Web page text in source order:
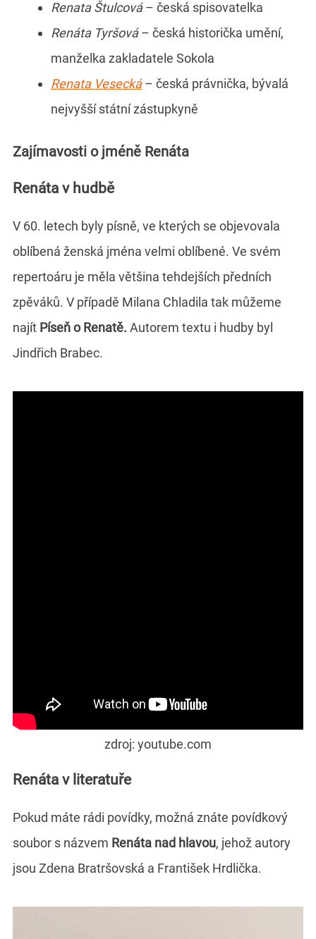
Renata Štulcová– česká spisovatelka
Renáta Tyršová– česká historička umění,
manželka zakladatele Sokola
Renata Vesecká – česká právnička, bývalá
nejvyšší státní zástupkyně
Zajímavosti o jméně Renáta
Renáta v hudbě
V 60. letech byly písně, ve kterých se objevovala
oblíbená ženská jména velmi oblíbené. Ve svém
repertoáru je měla většina tehdejších předních
zpěváků. V případě Milana Chladila tak můžeme
najít Píseň o Renatě. Autorem textu i hudby byl
Jindřich Brabec.
zdroj: youtube.com
Renáta v literatuře
Pokud máte rádi povídky, možná znáte povídkový
soubor s názvem Renáta nad hlavou, jehož autory
jsou Zdena Bratršovská a František Hrdlička.